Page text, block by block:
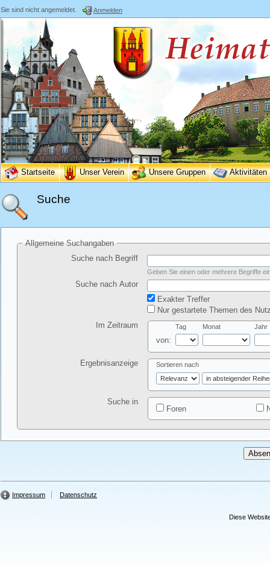
Sie sind nicht angemeldet. Anmelden
Startseite Unser Verein Unsere Gruppen Aktivitäten
Suche
Allgemeine Suchangaben
Suche nach Begriff
Geben Sie einen oder mehrere Begriffe
Suche nach Autor
Exakter Treffer
Nur gestartete Themen des
Im Zeitraum
von:
Tag Monat Jahr
Ergebnisanzeige Sortieren nach
Suche in
Foren
Impressum Datenschutz
Diese